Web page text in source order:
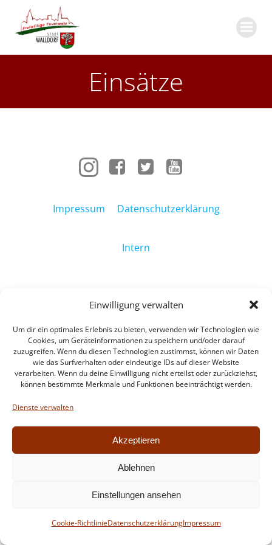
Einwilligung verwalten
Um dir ein optimales Erlebnis zu bieten, verwenden wir Technologien wie
Cookies, um Geräteinformationen zu speichern und/oder darauf
zuzugreifen. Wenn du diesen Technologien zustimmst, können wir Daten
wie das Surfverhalten oder eindeutige IDs auf dieser Website
verarbeiten. Wenn du deine Einwilligung nicht erteilst oder zurückziehst,
können bestimmte Merkmale und Funktionen beeinträchtigt werden.
Dienste verwalten
Akzeptieren
Ablehnen
Einstellungen ansehen
Cookie-RichtlinieDatenschutzerklärungImpressum
Einsätze
Impressum Datenschutzerklärung
Intern
© 2026 Feuerwehr Walldorf. Created for free using